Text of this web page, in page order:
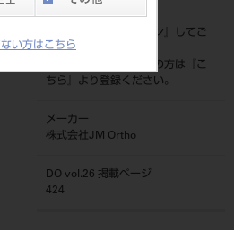
い方はこちら
標準価格
ログイン
』してご
覧ください。
ネット会員登録がまだの方は『
こ
ちら
』より登録ください。
メーカー
株式会社JM Ortho
DO vol.26 掲載ページ
424